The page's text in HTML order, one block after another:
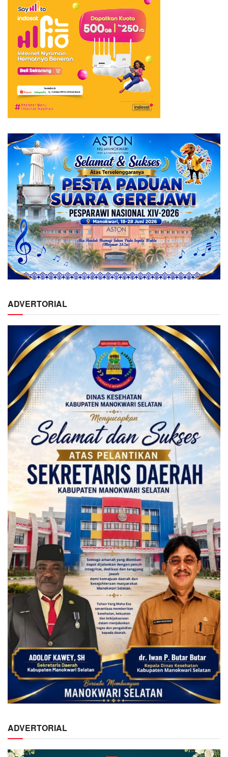
ADVERTORIAL
ADVERTORIAL